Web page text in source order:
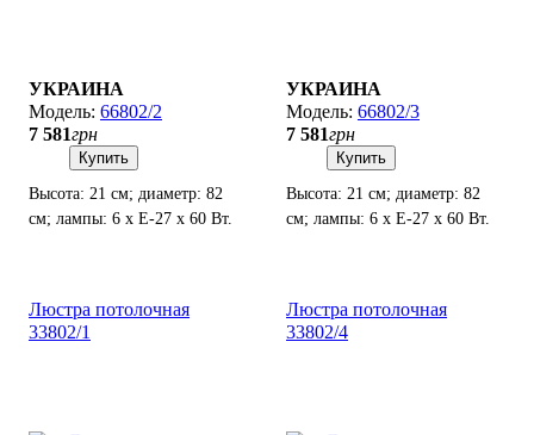
УКРАИНА
66802/2
7 581грн
Купить
Высота: 21 см; диаметр: 82
см; лампы: 6 х Е-27 х 60 Вт.
УКРАИНА
66802/3
7 581грн
Купить
Высота: 21 см; диаметр: 82
см; лампы: 6 х Е-27 х 60 Вт.
Люстра потолочная
33802/1
Люстра потолочная
33802/4